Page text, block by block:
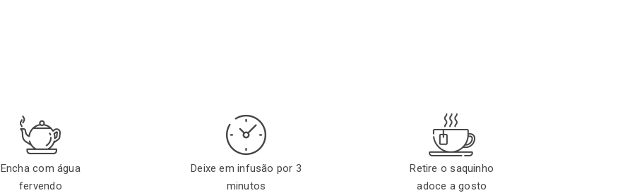
Encha com água
fervendo
Deixe em infusão por 3
minutos
Retire o saquinho
adoce a gosto